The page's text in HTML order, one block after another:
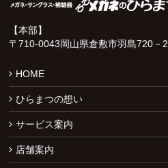
【本部】
〒710-0043岡山県倉敷市羽島720－2
HOME
ひらまつの想い
サービス案内
店舗案内